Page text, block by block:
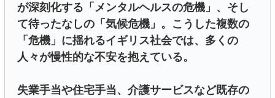
が深刻化する「メンタルヘルスの危機」、そし
て待ったなしの「気候危機」。こうした複数の
「危機」に揺れるイギリス社会では、多くの
人々が慢性的な不安を抱えている。
失業手当や住宅手当、介護サービスなど既存の